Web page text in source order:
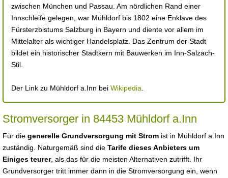
zwischen München und Passau. Am nördlichen Rand einer
Innschleife gelegen, war Mühldorf bis 1802 eine Enklave des
Fürsterzbistums Salzburg in Bayern und diente vor allem im
Mittelalter als wichtiger Handelsplatz. Das Zentrum der Stadt
bildet ein historischer Stadtkern mit Bauwerken im Inn-Salzach-
Stil.
Der Link zu Mühldorf a.Inn bei Wikipedia
Stromversorger in 84453 Mühldorf a.Inn
Für die generelle Grundversorgung mit Strom ist in Mühldorf a.Inn
zuständig. Naturgemäß sind die Tarife dieses Anbieters um
Einiges teurer, als das für die meisten Alternativen zutrifft. Ihr
Grundversorger tritt immer dann in die Stromversorgung ein, wenn